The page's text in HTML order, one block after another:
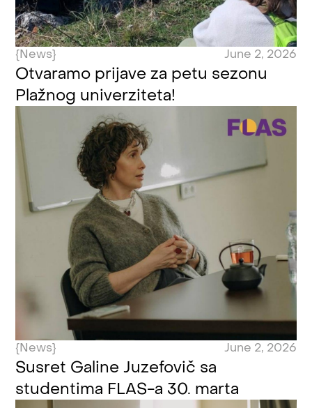
{News} June 2, 2026
Otvaramo prijave za petu sezonu
Plažnog univerziteta!
{News} June 2, 2026
Susret Galine Juzefovič sa
studentima FLAS-a 30. marta